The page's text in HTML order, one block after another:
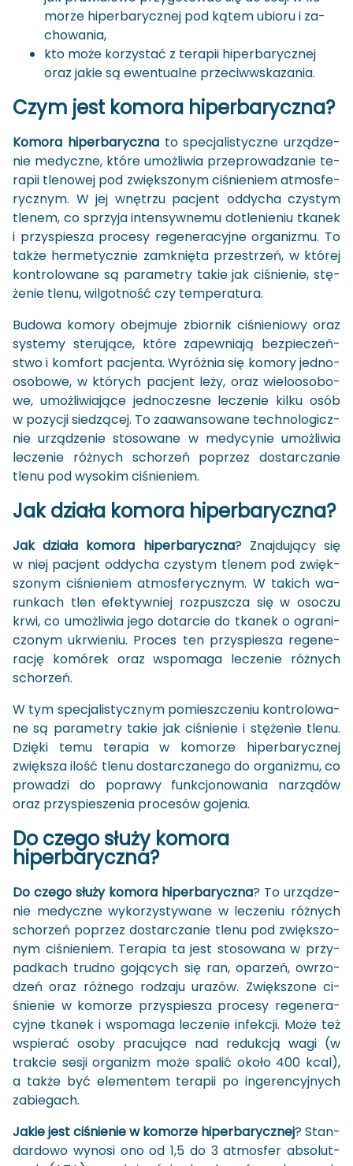
mo­rze hi­per­ba­rycz­nej pod kątem ubio­ru i za­
cho­wa­nia,
kto może ko­rzy­stać z te­ra­pii hi­per­ba­rycz­nej
oraz jakie są ewen­tu­al­ne prze­ciw­wska­za­nia.
Czym jest ko­mo­ra hi­per­ba­rycz­na?
Ko­mo­ra hi­per­ba­rycz­nato spe­cja­li­stycz­ne urzą­dze­
nie me­dycz­ne, które umoż­li­wia prze­pro­wa­dza­nie te­
ra­pii tle­no­wej pod zwięk­szo­nym ci­śnie­niem at­mos­fe­
rycz­nym. W jej wnę­trzu pa­cjent od­dy­cha czy­stym
tle­nem, co sprzy­ja in­ten­syw­ne­mu do­tle­nie­niu tka­nek
i przy­spie­sza pro­ce­sy re­ge­ne­ra­cyj­ne or­ga­ni­zmu. To
także her­me­tycz­nie za­mknię­ta prze­strzeń, w któ­rej
kon­tro­lo­wa­ne są pa­ra­me­try takie jak ci­śnie­nie, stę­
że­nie tlenu, wil­got­ność czy tem­pe­ra­tu­ra.
Bu­do­wa ko­mo­ry obej­mu­je zbior­nik ci­śnie­nio­wy oraz
sys­te­my ste­ru­ją­ce, które za­pew­nia­ją bez­pie­czeń­
stwo i kom­fort pa­cjen­ta. Wy­róż­nia się ko­mo­ry jed­no­
oso­bo­we, w któ­rych pa­cjent leży, oraz wie­lo­oso­bo­
we, umoż­li­wia­ją­ce jed­no­cze­sne le­cze­nie kilku osób
w po­zy­cji sie­dzą­cej. To za­awan­so­wa­ne tech­no­lo­gicz­
nie urzą­dze­nie sto­so­wa­ne w me­dy­cy­nie umoż­li­wia
le­cze­nie róż­nych scho­rzeń po­przez do­star­cza­nie
tlenu pod wy­so­kim ci­śnie­niem.
Jak dzia­ła ko­mo­ra hi­per­ba­rycz­na?
Jak dzia­ła ko­mo­ra hi­per­ba­rycz­na? Znaj­du­ją­cy się
w niej pa­cjent od­dy­cha czy­stym tle­nem pod zwięk­
szo­nym ci­śnie­niem at­mos­fe­rycz­nym. W ta­kich wa­
run­kach tlen efek­tyw­niej roz­pusz­cza się w oso­czu
krwi, co umoż­li­wia jego do­tar­cie do tka­nek o ogra­ni­
czo­nym ukrwie­niu. Pro­ces ten przy­spie­sza re­ge­ne­
ra­cję ko­mó­rek oraz wspo­ma­ga le­cze­nie róż­nych
scho­rzeń.
W tym spe­cja­li­stycz­nym po­miesz­cze­niu kon­tro­lo­wa­
ne są pa­ra­me­try takie jak ci­śnie­nie i stę­że­nie tlenu.
Dzię­ki temu te­ra­pia w ko­mo­rze hi­per­ba­rycz­nej
zwięk­sza ilość tlenu do­star­cza­ne­go do or­ga­ni­zmu, co
pro­wa­dzi do po­pra­wy funk­cjo­no­wa­nia na­rzą­dów
oraz przy­spie­sze­nia pro­ce­sów go­je­nia.
Do czego służy ko­mo­ra
hi­per­ba­rycz­na?
Do czego służy ko­mo­ra hi­per­ba­rycz­na? To urzą­dze­
nie me­dycz­ne wy­ko­rzy­sty­wa­ne w le­cze­niu róż­nych
scho­rzeń po­przez do­star­cza­nie tlenu pod zwięk­szo­
nym ci­śnie­niem. Te­ra­pia ta jest sto­so­wa­na w przy­
pad­kach trud­no go­ją­cych się ran, opa­rzeń, owrzo­
dzeń oraz róż­ne­go ro­dza­ju ura­zów. Zwięk­szo­ne ci­
śnie­nie w ko­mo­rze przy­spie­sza pro­ce­sy re­ge­ne­ra­
cyj­ne tka­nek i wspo­ma­ga le­cze­nie in­fek­cji. Może też
wspie­rać osoby pra­cu­ją­ce nad re­duk­cją wagi (w
trak­cie sesji or­ga­nizm może spa­lić około 400 kcal),
a także być ele­men­tem te­ra­pii po in­ge­ren­cyj­nych
za­bie­gach.
Jakie jest ci­śnie­nie w ko­mo­rze hi­per­ba­rycz­nej? Stan­
dar­do­wo wy­no­si ono od 1,5 do 3 at­mos­fer ab­so­lut­